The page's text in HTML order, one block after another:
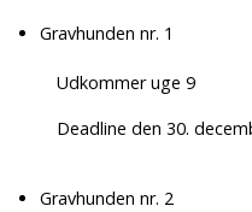
Gravhunden nr. 1
Udkommer uge 9
Deadline den 30.
Gravhunden nr. 2